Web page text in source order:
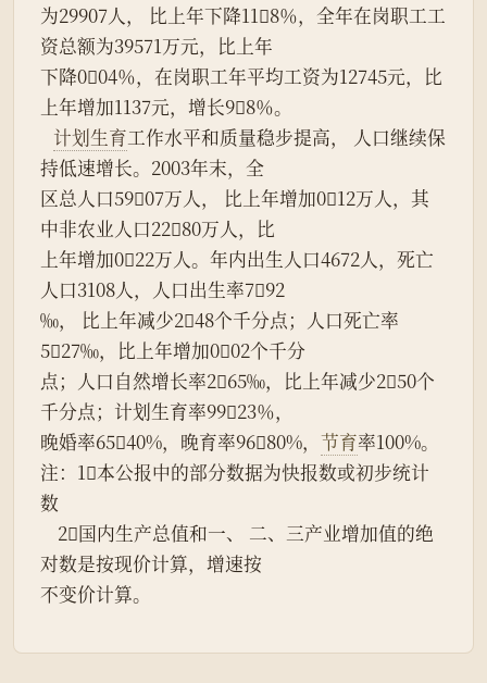
为29907人， 比上年下降118％，全年在岗职工工
资总额为39571万元，比上年
下降004％，在岗职工年平均工资为12745元，比
上年增加1137元，增长98％。
计划生育工作水平和质量稳步提高， 人口继续保
持低速增长。2003年末，全
区总人口5907万人， 比上年增加012万人，其
中非农业人口2280万人，比
上年增加022万人。年内出生人口4672人，死亡
人口3108人，人口出生率792
‰， 比上年减少248个千分点；人口死亡率
527‰，比上年增加002个千分
点；人口自然增长率265‰，比上年减少250个
千分点；计划生育率9923％，
晚婚率6540%，晚育率9680%， 节育率100%。
注：1本公报中的部分数据为快报数或初步统计
数
对数是按现价计算，增速按
不变价计算。